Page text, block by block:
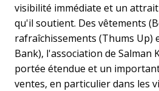
visibilité immédiate et un
qu'il soutient. Des vêtements
rafraîchissements (Thums Up)
Bank), l'association de Salman
portée étendue et un
ventes, en particulier dans les